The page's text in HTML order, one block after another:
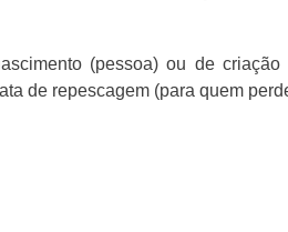
(pessoa) ou de
de repescagem (para quem